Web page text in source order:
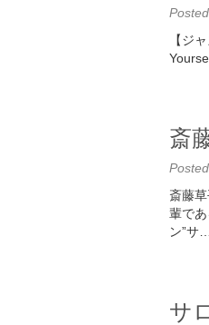
Posted
【ジ
斎
Posted
斎藤
輩で
ン”サ…
サ